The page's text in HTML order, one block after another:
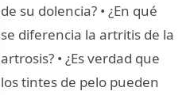
de su dolencia? • ¿En qué
se diferencia la artritis de la
artrosis? • ¿Es verdad que
los tintes de pelo pueden